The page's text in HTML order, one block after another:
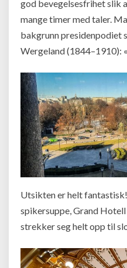
god bevegelsesfrihet slik
mange timer med taler.
bakgrunn presidenpodiet
Wergeland (1844–1910):
Utsikten er helt
spikersuppe, Grand
strekker seg helt opp til